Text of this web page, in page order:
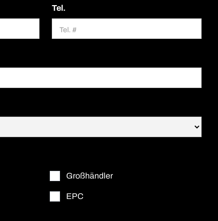
Tel.
Großhändler
EPC